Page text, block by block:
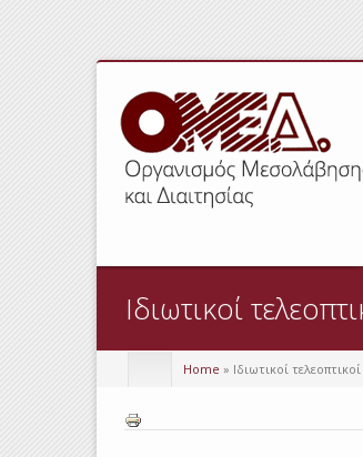
Ιδιωτικοί
Home » Ιδιωτικοί